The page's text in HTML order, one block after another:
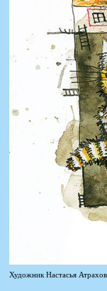
Художник Настасья